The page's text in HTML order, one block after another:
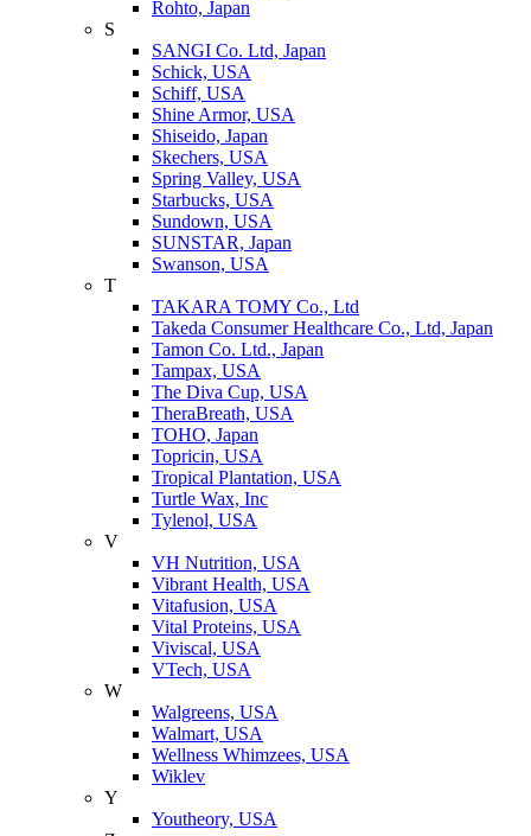
Rohto, Japan
S
SANGI Co. Ltd, Japan
Schick, USA
Schiff, USA
Shine Armor, USA
Shiseido, Japan
Skechers, USA
Spring Valley, USA
Starbucks, USA
Sundown, USA
SUNSTAR, Japan
Swanson, USA
T
TAKARA TOMY Co., Ltd
Takeda Consumer Healthcare Co., Ltd, Japan
Tamon Co. Ltd., Japan
Tampax, USA
The Diva Cup, USA
TheraBreath, USA
TOHO, Japan
Topricin, USA
Tropical Plantation, USA
Turtle Wax, Inc
Tylenol, USA
V
VH Nutrition, USA
Vibrant Health, USA
Vitafusion, USA
Vital Proteins, USA
Viviscal, USA
VTech, USA
W
Walgreens, USA
Walmart, USA
Wellness Whimzees, USA
Wiklev
Y
Youtheory, USA